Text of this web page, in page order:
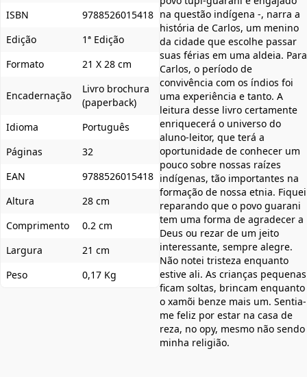
ISBN
9788526015418
Edição
1ª Edição
Formato
21 X 28 cm
Encadernação
Livro brochura
(paperback)
Idioma
Português
Páginas
32
EAN
9788526015418
Altura
28 cm
Comprimento
0.2 cm
Largura
21 cm
Peso
0,17 Kg
na questão indígena -, narra a
história de Carlos, um menino
da cidade que escolhe passar
suas férias em uma aldeia. Para
Carlos, o período de
convivência com os índios foi
uma experiência e tanto. A
leitura desse livro certamente
enriquecerá o universo do
aluno-leitor, que terá a
oportunidade de conhecer um
pouco sobre nossas raízes
indígenas, tão importantes na
formação de nossa etnia. Fiquei
reparando que o povo guarani
tem uma forma de agradecer a
Deus ou rezar de um jeito
interessante, sempre alegre.
Não notei tristeza enquanto
estive ali. As crianças pequenas
ficam soltas, brincam enquanto
o xamõi benze mais um. Sentia-
me feliz por estar na casa de
reza, no opy, mesmo não sendo
minha religião.